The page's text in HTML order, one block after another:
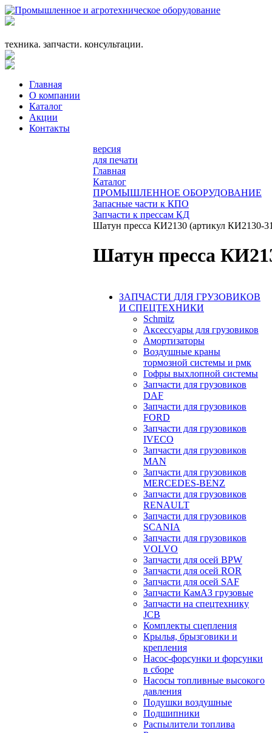
техника. запчасти. консультации.
Главная
О компании
Каталог
Акции
Контакты
версия
для печати
Главная
Каталог
ПРОМЫШЛЕННОЕ ОБОРУДОВАНИЕ
Запасные части к КПО
Запчасти к прессам КД
Шатун пресса КИ2130 (артикул КИ2130-
Шатун пресса
ЗАПЧАСТИ ДЛЯ ГРУЗОВИКОВ
И СПЕЦТЕХНИКИ
Schmitz
Аксессуары для грузовиков
Амортизаторы
Воздушные краны
тормозной системы и рмк
Гофры выхлопной системы
Запчасти для грузовиков
DAF
Запчасти для грузовиков
FORD
Запчасти для грузовиков
IVECO
Запчасти для грузовиков
MAN
Запчасти для грузовиков
MERCEDES-BENZ
Запчасти для грузовиков
RENAULT
Запчасти для грузовиков
SCANIA
Запчасти для грузовиков
VOLVO
Запчасти для осей BPW
Запчасти для осей ROR
Запчасти для осей SAF
Запчасти КамАЗ грузовые
Запчасти на спецтехнику
JCB
Комплекты сцепления
Крылья, брызговики и
крепления
Насос-форсунки и форсунки
в сборе
Насосы топливные высокого
давления
Подушки воздушные
Подшипники
Распылители топлива